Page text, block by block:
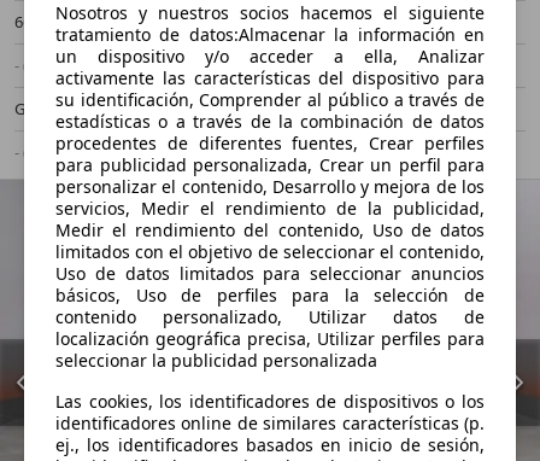
66 kW (90 CV)
Ocasión
- (Propietarios)
Manual
Gasolina
5,1 l/100 km (mixto)
- (g/km)
-/-
Nosotros y nuestros socios hacemos el siguiente
tratamiento de datos:Almacenar la información en
un dispositivo y/o acceder a ella, Analizar
activamente las características del dispositivo para
su identificación, Comprender al público a través de
estadísticas o a través de la combinación de datos
procedentes de diferentes fuentes, Crear perfiles
para publicidad personalizada, Crear un perfil para
personalizar el contenido, Desarrollo y mejora de los
servicios, Medir el rendimiento de la publicidad,
Medir el rendimiento del contenido, Uso de datos
limitados con el objetivo de seleccionar el contenido,
Uso de datos limitados para seleccionar anuncios
básicos, Uso de perfiles para la selección de
contenido personalizado, Utilizar datos de
localización geográfica precisa, Utilizar perfiles para
seleccionar la publicidad personalizada
Las cookies, los identificadores de dispositivos o los
identificadores online de similares características (p.
ej., los identificadores basados en inicio de sesión,